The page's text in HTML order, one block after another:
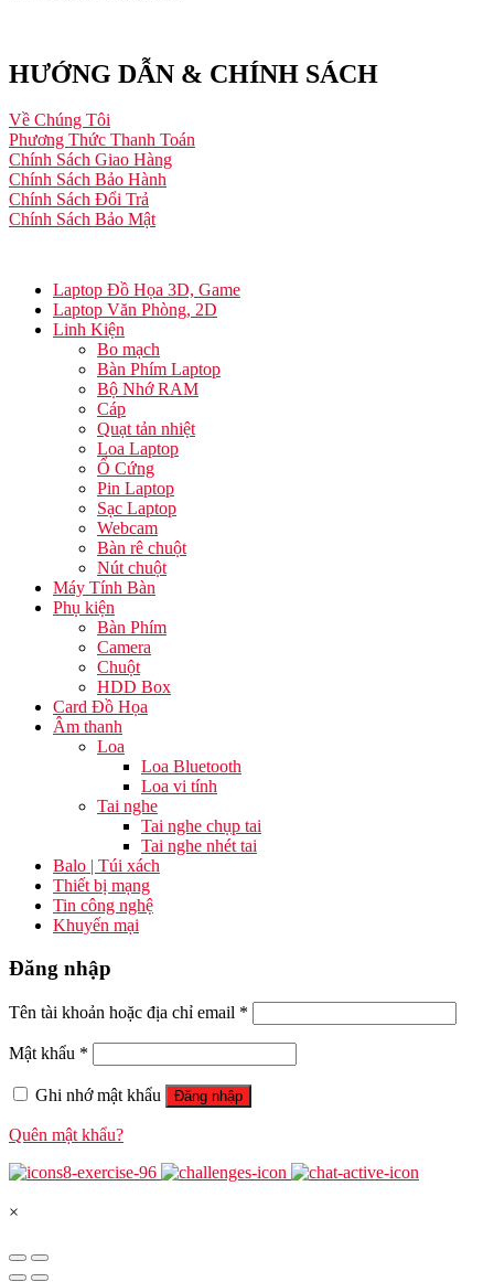
HƯỚNG DẪN & CHÍNH SÁCH
Về Chúng Tôi
Phương Thức Thanh Toán
Chính Sách Giao Hàng
Chính Sách Bảo Hành
Chính Sách Đổi Trả
Chính Sách Bảo Mật
Laptop Đồ Họa 3D, Game
Laptop Văn Phòng, 2D
Linh Kiện
Bo mạch
Bàn Phím Laptop
Bộ Nhớ RAM
Cáp
Quạt tản nhiệt
Loa Laptop
Ổ Cứng
Pin Laptop
Sạc Laptop
Webcam
Bàn rê chuột
Nút chuột
Máy Tính Bàn
Phụ kiện
Bàn Phím
Camera
Chuột
HDD Box
Card Đồ Họa
Âm thanh
Loa
Loa Bluetooth
Loa vi tính
Tai nghe
Tai nghe chụp tai
Tai nghe nhét tai
Balo | Túi xách
Thiết bị mạng
Tin công nghệ
Khuyến mại
Đăng nhập
Tên tài khoản hoặc địa chỉ email *
Mật khẩu *
Ghi nhớ mật khẩu Đăng nhập
Quên mật khẩu?
×